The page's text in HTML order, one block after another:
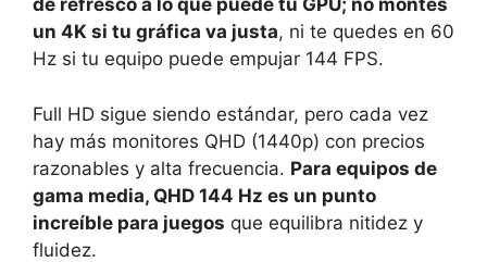
de refresco a lo que puede tu GPU; no montes
un 4K si tu gráfica va justa, ni te quedes en 60
Hz si tu equipo puede empujar 144 FPS.
Full HD sigue siendo estándar, pero cada vez
hay más monitores QHD (1440p) con precios
razonables y alta frecuencia. Para equipos de
gama media, QHD 144 Hz es un punto
increíble para juegos que equilibra nitidez y
fluidez.